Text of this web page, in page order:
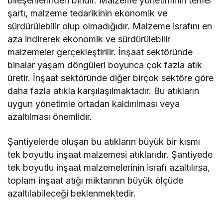
şartı, malzeme tedarikinin ekonomik ve
sürdürülebilir olup olmadığıdır. Malzeme israfını en
aza indirerek ekonomik ve sürdürülebilir
malzemeler gerçekleştirilir. İnşaat sektöründe
binalar yaşam döngüleri boyunca çok fazla atık
üretir. İnşaat sektöründe diğer birçok sektöre göre
daha fazla atıkla karşılaşılmaktadır. Bu atıkların
uygun yönetimle ortadan kaldırılması veya
azaltılması önemlidir.
Şantiyelerde oluşan bu atıkların büyük bir kısmı
tek boyutlu inşaat malzemesi atıklarıdır. Şantiyede
tek boyutlu inşaat malzemelerinin israfı azaltılırsa,
toplam inşaat atığı miktarının büyük ölçüde
azaltılabileceği beklenmektedir.